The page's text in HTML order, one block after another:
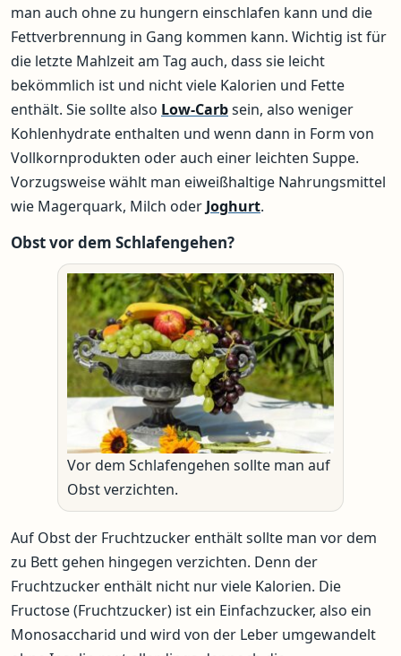
man auch ohne zu hungern einschlafen kann und die
Fettverbrennung in Gang kommen kann. Wichtig ist für
die letzte Mahlzeit am Tag auch, dass sie leicht
bekömmlich ist und nicht viele Kalorien und Fette
enthält. Sie sollte also Low-Carbsein, also weniger
Kohlenhydrate enthalten und wenn dann in Form von
Vollkornprodukten oder auch einer leichten Suppe.
Vorzugsweise wählt man eiweißhaltige Nahrungsmittel
wie Magerquark, Milch oder Joghurt.
Obst vor dem Schlafengehen?
Vor dem Schlafengehen sollte man auf
Obst verzichten.
Auf Obst der Fruchtzucker enthält sollte man vor dem
zu Bett gehen hingegen verzichten. Denn der
Fruchtzucker enthält nicht nur viele Kalorien. Die
Fructose (Fruchtzucker) ist ein Einfachzucker, also ein
Monosaccharid und wird von der Leber umgewandelt